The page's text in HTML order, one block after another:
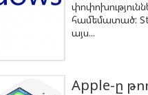
համեմատած:
այս...
Apple-ը